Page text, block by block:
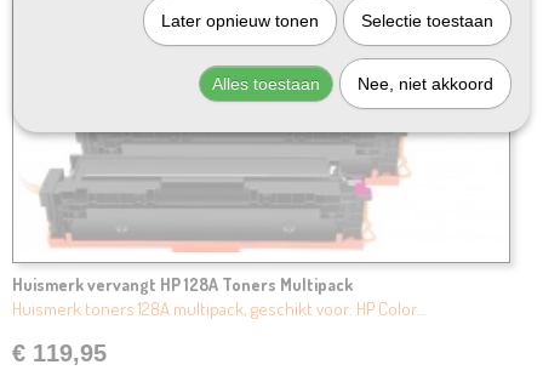
Huismerk vervangt HP 128A Toners Multipack
Huismerk toners 128A multipack, geschikt voor: HP Color…
€ 119,95
Later opnieuw tonen Selectie toestaan
Alles toestaan Nee, niet akkoord